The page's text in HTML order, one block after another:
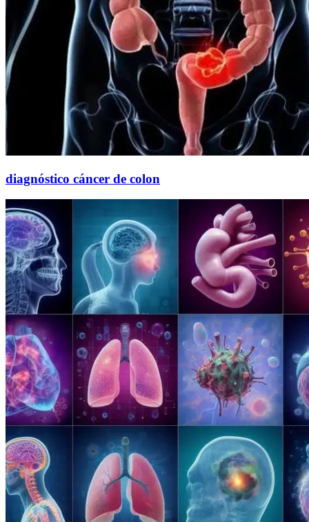
diagnóstico cáncer de colon